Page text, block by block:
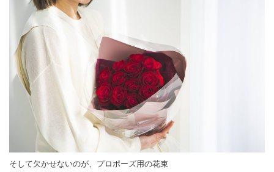
そして欠かせないのが、プロポーズ用の花束